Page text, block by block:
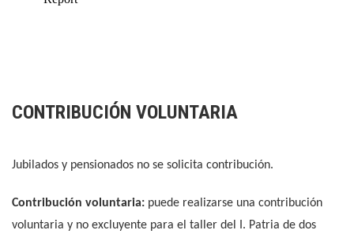
CONTRIBUCIÓN VOLUNTARIA
Jubilados y pensionados no se solicita contribución.
Contribución voluntaria: puede realizarse una contribución
voluntaria y no excluyente para el taller del I. Patria de dos